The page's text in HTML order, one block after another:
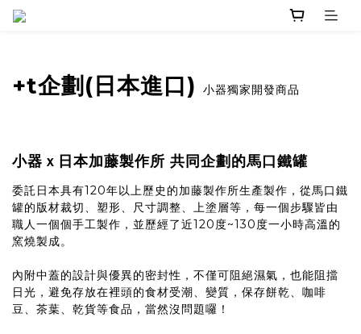
+t企劃(日本進口) 小器獨家開發商品
小器ｘ日本加藤製作所 共同企劃的馬口鐵罐
委託日本具有120年以上歷史的加藤製作所生產製作，從馬口鐵
罐的版材裁切、塑形、尺寸調整、上塗層等，每一個步驟皆由
職人一個個手工製作，並歷經了近120度~130度一小時高溫的
窯燒製成。
內附中蓋的設計與優異的密封性，不僅可阻絕濕氣，也能阻擋
日光，避免存放在裡頭的食材受潮、變質，保存餅乾、咖啡
豆、茶葉、乾貨等食品，當然沒問題囉！